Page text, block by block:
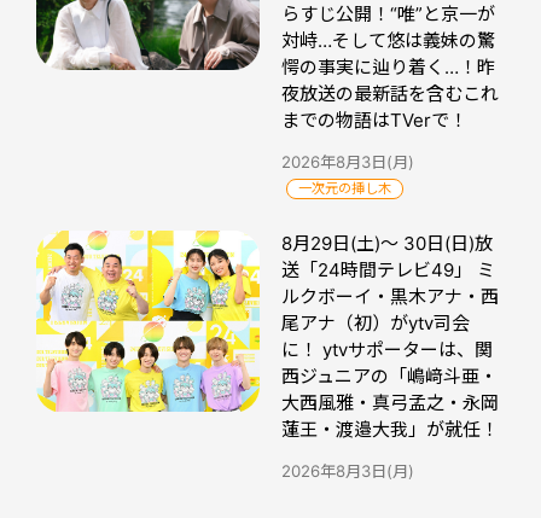
らすじ公開！“唯”と京一が
対峙…そして悠は義妹の驚
愕の事実に辿り着く…！昨
夜放送の最新話を含むこれ
までの物語はTVerで！
2026年8月3日(月)
一次元の挿し木
8月29日(土)～ 30日(日)放
送「24時間テレビ49」 ミ
ルクボーイ・黒木アナ・西
尾アナ（初）がytv司会
に！ ytvサポーターは、関
西ジュニアの「嶋﨑斗亜・
大西風雅・真弓孟之・永岡
蓮王・渡邉大我」が就任！
2026年8月3日(月)